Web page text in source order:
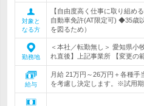
対象と
なる方
【自由度高く仕事に取り組
自動車免許(AT限定可) ◆35歳
を図るため）
勤務地
＜本社／転勤無し＞ 愛知県小
れ直後】上記事業所 【変更の
給与
月給 21万円～26万円＋各種
を考慮し決定します。※試用期